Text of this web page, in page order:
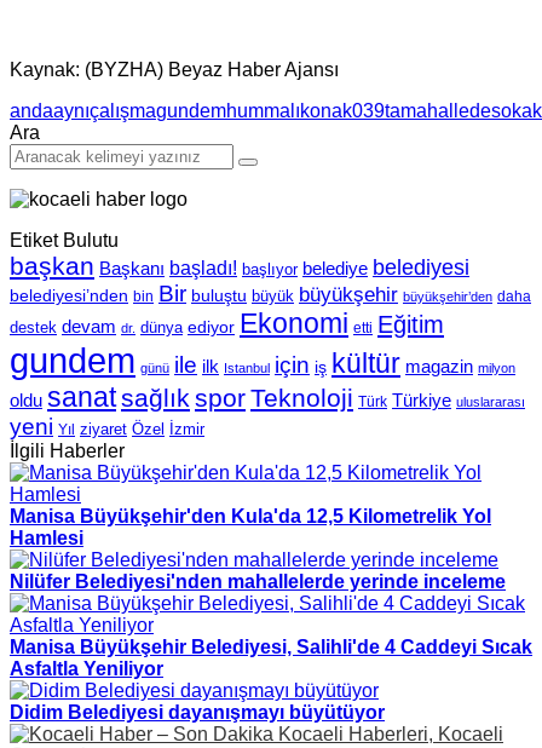
Kaynak: (BYZHA) Beyaz Haber Ajansı
andaaynıçalışmagundemhummalıkonak039tamahalledesokak
Ara
Etiket Bulutu
başkan Başkanı başladı! başlıyor belediye belediyesi
belediyesi’nden bin Bir buluştu büyük büyükşehir büyükşehir’den daha
destek devam dr. dünya ediyor Ekonomi etti Eğitim
gundem günü ile ilk Istanbul için iş kültür magazin milyon
oldu sanatsağlık sporTeknoloji Türk Türkiye uluslararası
yeni Yıl ziyaret Özel İzmir
İlgili Haberler
Manisa Büyükşehir'den Kula'da 12,5 Kilometrelik Yol
Hamlesi
Nilüfer Belediyesi'nden mahallelerde yerinde inceleme
Manisa Büyükşehir Belediyesi, Salihli'de 4 Caddeyi Sıcak
Asfaltla Yeniliyor
Didim Belediyesi dayanışmayı büyütüyor